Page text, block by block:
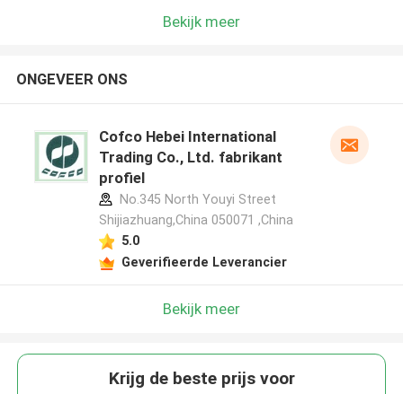
Bekijk meer
ONGEVEER ONS
Cofco Hebei International
Trading Co., Ltd. fabrikant
profiel
No.345 North Youyi Street
Shijiazhuang,China 050071 ,China
5.0
Geverifieerde Leverancier
Bekijk meer
Krijg de beste prijs voor